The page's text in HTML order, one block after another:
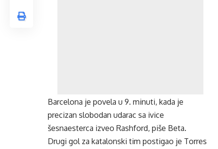
Barcelona je povela u 9. minuti, kada je
precizan slobodan udarac sa ivice
šesnaesterca izveo Rashford, piše Beta.
Drugi gol za katalonski tim postigao je Torres